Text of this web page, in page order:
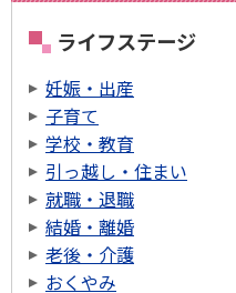
ライフステージ
妊娠・出産
子育て
学校・教育
引っ越し・住まい
就職・退職
結婚・離婚
老後・介護
おくやみ